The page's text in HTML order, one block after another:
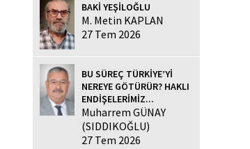
BAKİ YEŞİLOĞLU
M. Metin KAPLAN
27 Tem 2026
BU SÜREÇ TÜRKİYE’Yİ
NEREYE GÖTÜRÜR? HAKLI
ENDİŞELERİMİZ...
Muharrem GÜNAY
(SIDDIKOĞLU)
27 Tem 2026